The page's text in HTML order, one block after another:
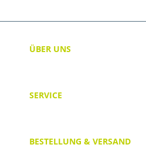
ÜBER UNS
SERVICE
BESTELLUNG & VERSAND